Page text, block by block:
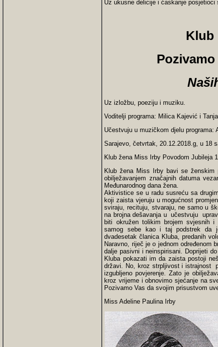
Uz ukusne delicije i ćaskanje
Klub
Uz izložbu, poeziju i muziku.
Voditelji programa: Milica Kajević i
Učestvuju u muzičkom djelu programa:
Sarajevo, četvrtak, 20.12.2018.g, u 18
Klub žena Miss Irby Povodom Jubileja
Klub žena Miss Irby bavi se ženskim
obilježavanjem značajnih datuma
Međunarodnog dana žena.
Aktivistice se u radu susreću sa
koji zaista vjeruju u mogućnost
sviraju, recituju, stvaraju, ne samo u
na brojna dešavanja u učestvuju
biti okružen tolikim brojem svjesnih
samog sebe kao i taj podstrek da
dvadesetak članica Kluba, predanih
Naravno, riječ je o jednom određenom
dalje pasivni i neinspirisani. Doprijeti
Kluba pokazati im da zaista postoji
državi. No, kroz strpljivost i istrajnost
izgubljeno povjerenje. Zato je
kroz vrijeme i obnovimo sjećanje na
Pozivamo Vas da svojim prisustvom
Miss Adeline Paulina Irby